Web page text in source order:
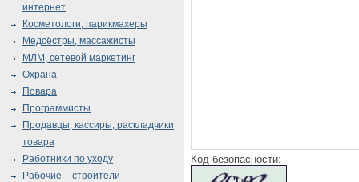
Код безопасности:
интернет
Косметологи, парикмахеры
Медсёстры, массажисты
МЛМ, сетевой маркетинг
Охрана
Повара
Программисты
Продавцы, кассиры, раскладчики
товара
Работники по уходу
Рабочие – строители